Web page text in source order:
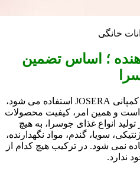
خانگی
؛ اساس تضمین
مواد اولیه که در ساخت غذاهای کمپانی JOSERA استفاده می شود،
است و همین امر، کیفیت محصولات
انواع غذای جوسرا، به هیچ
سویا، گندم، مواد نگهدارنده،
نمی شود. در ترکیب هیچ کدام از
ندارد.